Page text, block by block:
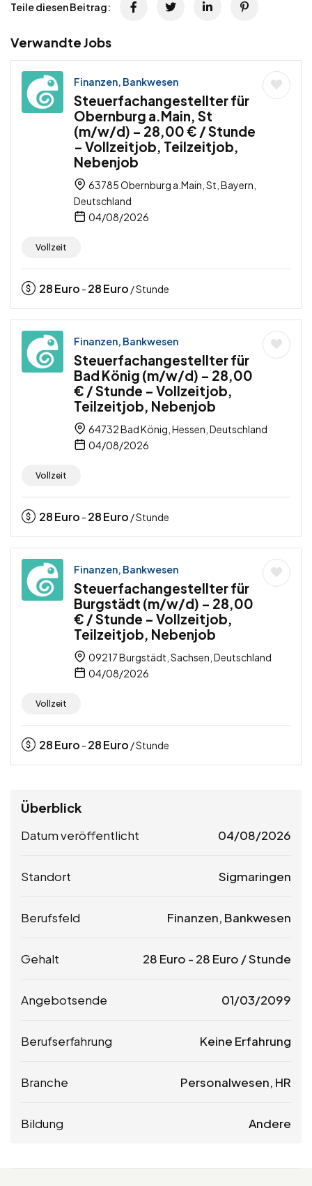
Teile diesen Beitrag:
Verwandte Jobs
Finanzen, Bankwesen
Steuerfachangestellter für
Obernburg a.Main, St
(m/w/d) – 28,00 € / Stunde
– Vollzeitjob, Teilzeitjob,
Nebenjob
63785 Obernburg a.Main, St, Bayern,
Deutschland
04/08/2026
Vollzeit
28Euro - 28Euro / Stunde
Finanzen, Bankwesen
Steuerfachangestellter für
Bad König (m/w/d) – 28,00
€ / Stunde – Vollzeitjob,
Teilzeitjob, Nebenjob
64732 Bad König, Hessen, Deutschland
04/08/2026
Vollzeit
28Euro - 28Euro / Stunde
Finanzen, Bankwesen
Steuerfachangestellter für
Burgstädt (m/w/d) – 28,00
€ / Stunde – Vollzeitjob,
Teilzeitjob, Nebenjob
09217 Burgstädt, Sachsen, Deutschland
04/08/2026
Vollzeit
28Euro - 28Euro / Stunde
Überblick
Datum veröffentlicht 04/08/2026
Standort Sigmaringen
Berufsfeld Finanzen, Bankwesen
Gehalt 28 Euro - 28 Euro / Stunde
Angebotsende 01/03/2099
Berufserfahrung Keine Erfahrung
Branche Personalwesen, HR
Bildung Andere